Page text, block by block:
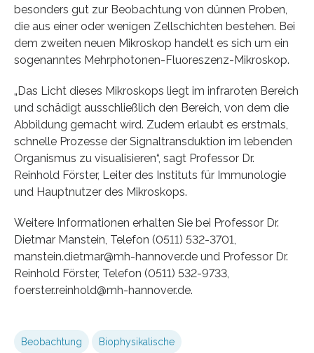
besonders gut zur Beobachtung von dünnen Proben,
die aus einer oder wenigen Zellschichten bestehen. Bei
dem zweiten neuen Mikroskop handelt es sich um ein
sogenanntes Mehrphotonen-Fluoreszenz-Mikroskop.
„Das Licht dieses Mikroskops liegt im infraroten Bereich
und schädigt ausschließlich den Bereich, von dem die
Abbildung gemacht wird. Zudem erlaubt es erstmals,
schnelle Prozesse der Signaltransduktion im lebenden
Organismus zu visualisieren“, sagt Professor Dr.
Reinhold Förster, Leiter des Instituts für Immunologie
und Hauptnutzer des Mikroskops.
Weitere Informationen erhalten Sie bei Professor Dr.
Dietmar Manstein, Telefon (0511) 532-3701,
manstein.dietmar@mh-hannover.de und Professor Dr.
Reinhold Förster, Telefon (0511) 532-9733,
foerster.reinhold@mh-hannover.de.
Beobachtung Biophysikalische